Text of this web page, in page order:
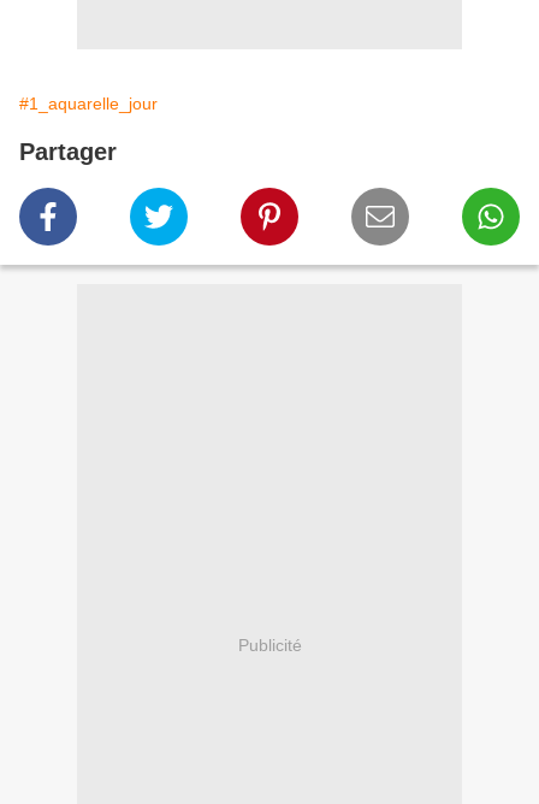
#1_aquarelle_jour
Partager
Publicité